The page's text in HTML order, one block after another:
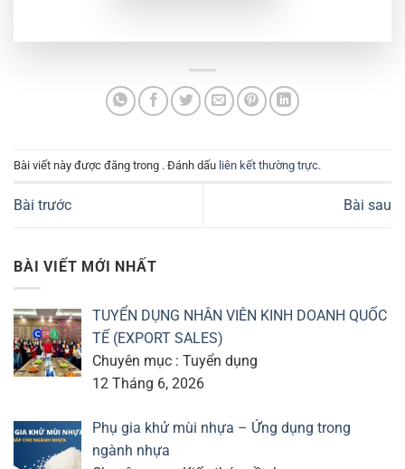
Bài viết này được đăng trong . Đánh dấu liên kết thường trực.
Bài trước Bài sau
BÀI VIẾT MỚI NHẤT
TUYỂN DỤNG NHÂN VIÊN KINH DOANH QUỐC
TẾ (EXPORT SALES)
Chuyên mục : Tuyển dụng
12 Tháng 6, 2026
Phụ gia khử mùi nhựa – Ứng dụng trong
ngành nhựa